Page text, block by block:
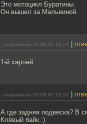
Это мотоцикл Буратины.
Он вышел за Мальвиной.
отправлено 02.08.07 16:21
1-й харлей
отправлено 03.08.07 12:57
А где задняя подвеска? В
Клёвый байк.:)